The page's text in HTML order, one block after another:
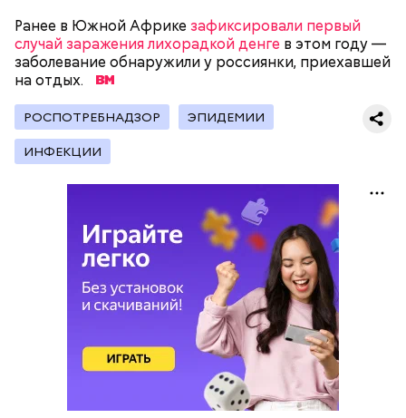
Ранее в Южной Африке зафиксировали первый
случай заражения лихорадкой денге в этом году —
заболевание обнаружили у россиянки, приехавшей
на отдых.
РОСПОТРЕБНАДЗОР ЭПИДЕМИИ
ИНФЕКЦИИ
День воздушных поцелуев
День воздушных поцелуев отмечается с 1983 года.
В некоторых молодежных заведениях европейских
стран в этот праздник устраиваются
тематические вечеринки и флешмобы. Кроме того,
воздушный поцелуй близкому человеку через
социальные сети и мессенджеры.